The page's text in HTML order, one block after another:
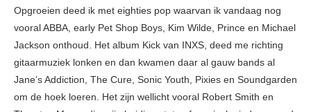
Opgroeien deed ik met eighties pop waarvan ik vandaag nog
vooral ABBA, early Pet Shop Boys, Kim Wilde, Prince en Michael
Jackson onthoud. Het album Kick van INXS, deed me richting
gitaarmuziek lonken en dan kwamen daar al gauw bands al
Jane’s Addiction, The Cure, Sonic Youth, Pixies en Soundgarden
om de hoek loeren. Het zijn wellicht vooral Robert Smith en